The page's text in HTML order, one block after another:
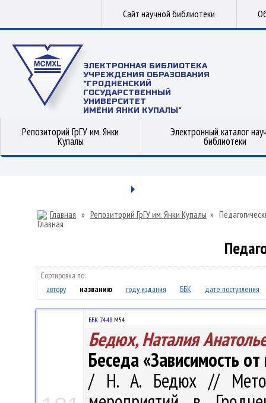
Сайт научной библиотеки
ЭЛЕКТРОННАЯ БИБЛИОТЕКА
УЧРЕЖДЕНИЯ ОБРАЗОВАНИЯ
"ГРОДНЕНСКИЙ
ГОСУДАРСТВЕННЫЙ
УНИВЕРСИТЕТ
ИМЕНИ ЯНКИ КУПАЛЫ"
Репозиторий ГрГУ им. Янки
Купалы
Электронный каталог
библиотеки
Главная » Репозиторий ГрГУ им. Янки Купалы »
Сортировка по:
автору
названию году издания ББК дате поступления
ББК 74.48 М54
Бедюх, Наталия
Беседа «Зависимость
/ Н. А. Бедюх //